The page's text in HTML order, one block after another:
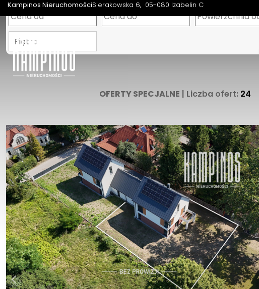
Kampinos NieruchomościSierakowska 6 05-080 Izabelin C
Piętro
OFERTY SPECJALNE | Liczba ofert: 24